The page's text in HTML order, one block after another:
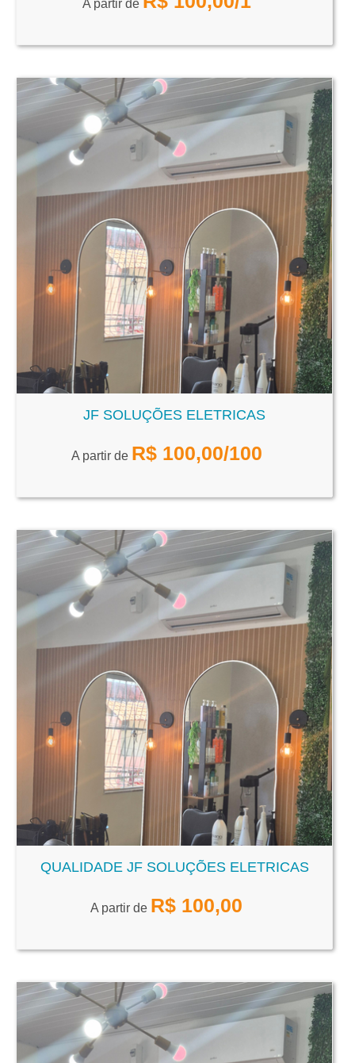
A partir de
JF SOLUÇÕES ELETRICAS
A partir de R$ 100,00/100
QUALIDADE JF SOLUÇÕES ELETRICAS
A partir de R$ 100,00